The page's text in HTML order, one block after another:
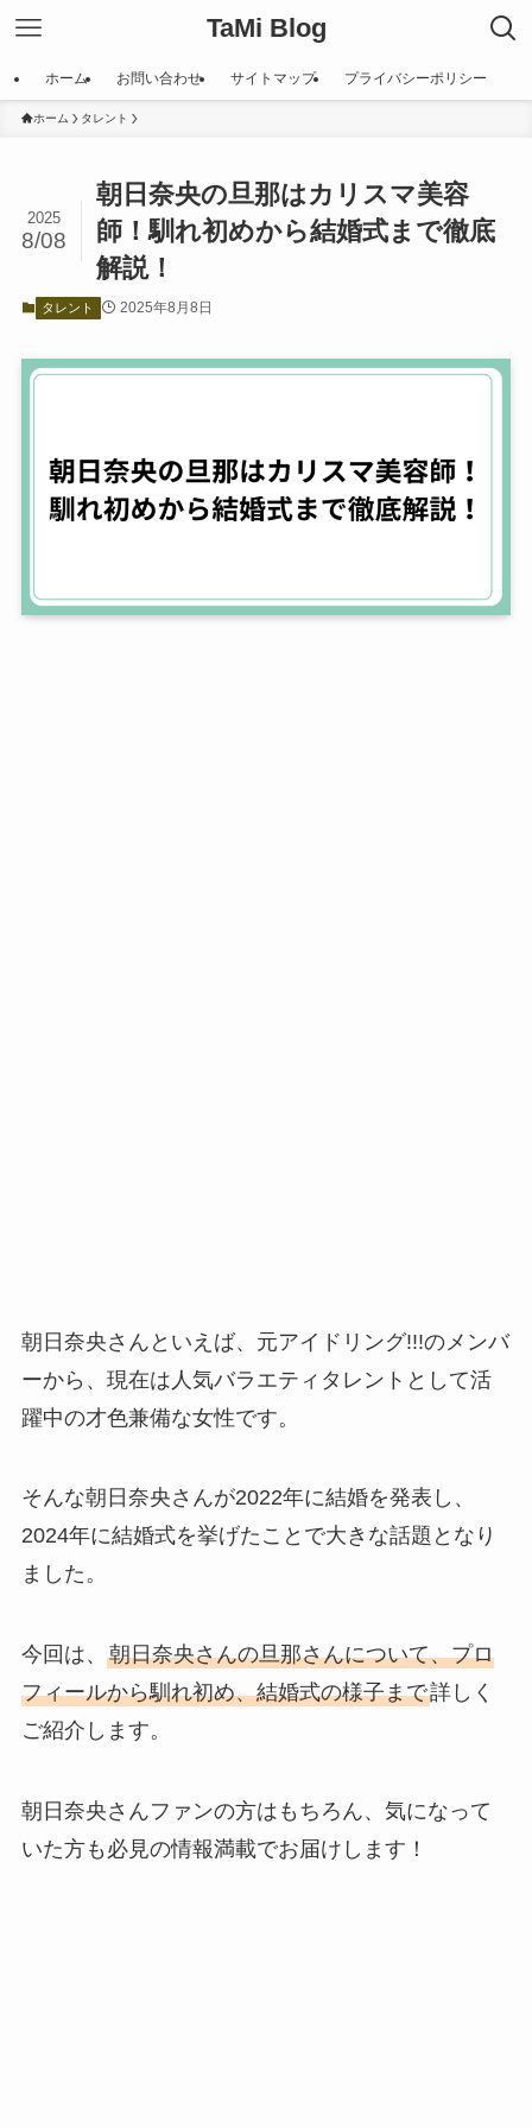
TaMi Blog
ホーム お問い合わせ サイトマップ プライバシーポリシー
ホーム タレント
朝日奈央の旦那はカリスマ美容
師！馴れ初めから結婚式まで徹底
解説！
2025
8/08
タレント 2025年8月8日
朝日奈央さんといえば、元アイドリング!!!のメンバ
ーから、現在は人気バラエティタレントとして活
躍中の才色兼備な女性です。
そんな朝日奈央さんが2022年に結婚を発表し、
2024年に結婚式を挙げたことで大きな話題となり
ました。
今回は、 朝日奈央さんの旦那さんについて、プロ
フィールから馴れ初め、結婚式の様子まで詳しく
ご紹介します。
朝日奈央さんファンの方はもちろん、気になって
いた方も必見の情報満載でお届けします！